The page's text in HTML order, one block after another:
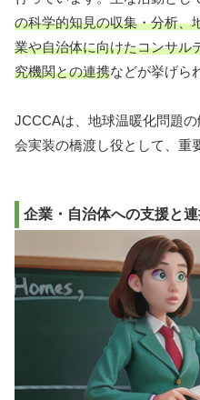
の科学的知見の収集・分析、
業や自治体に向けたコンサル
究機関との連携などが挙げら
JCCCAは、地球温暖化問題
会実装の橋渡し役として、重
企業・自治体への支援と